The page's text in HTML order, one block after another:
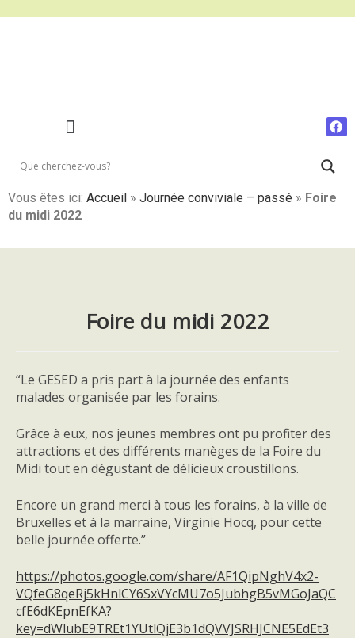
Vous êtes ici: Accueil » Journée conviviale – passé » Foire
du midi 2022
Foire du midi 2022
“Le GESED a pris part à la journée des enfants
malades organisée par les forains.
Grâce à eux, nos jeunes membres ont pu profiter des
attractions et des différents manèges de la Foire du
Midi tout en dégustant de délicieux croustillons.
Encore un grand merci à tous les forains, à la ville de
Bruxelles et à la marraine, Virginie Hocq, pour cette
belle journée offerte.”
https://photos.google.com/share/AF1QipNghV4x2-
VQfeG8qeRj5kHnlCY6SxVYcMU7o5JubhgB5vMGoJaQC
cfE6dKEpnEfKA?
key=dWlubE9TREt1YUtlQjE3b1dQVVJSRHJCNE5EdEt3